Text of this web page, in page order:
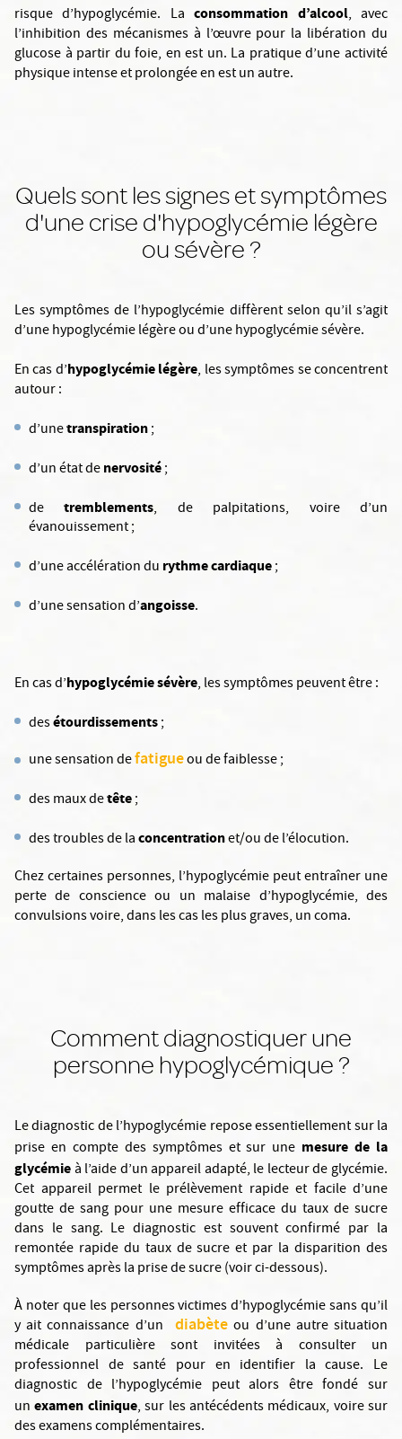
risque d’hypoglycémie. Laconsommation d’alcool, avec
l’inhibition des mécanismes à l’œuvre pour la libération du
glucose à partir du foie, en est un. La pratique d’une activité
physique intense et prolongée en est un autre.
Quels sont les signes et symptômes
d'une crise d'hypoglycémie légère
ou sévère ?
Les symptômes de l’hypoglycémie diffèrent selon qu’il s’agit
d’une hypoglycémie légère ou d’une hypoglycémie sévère.
En cas d’hypoglycémie légère, les symptômes se concentrent
autour :
d’unetranspiration;
d’un état denervosité;
detremblements, de palpitations, voire d’un
évanouissement ;
d’une accélération du rythme cardiaque;
d’une sensation d’angoisse.
En cas d’hypoglycémie sévère, les symptômes peuvent être :
desétourdissements;
une sensation defatigueou de faiblesse ;
des maux detête;
des troubles de laconcentrationet/ou de l’élocution.
Chez certaines personnes, l’hypoglycémie peut entraîner une
perte de conscience ou un malaise d’hypoglycémie, des
convulsions voire, dans les cas les plus graves, un coma.
Comment diagnostiquer une
personne hypoglycémique ?
Le diagnostic de l’hypoglycémie repose essentiellement sur la
prise en compte des symptômes et sur une mesure de la
glycémieà l’aide d’un appareil adapté, le lecteur de glycémie.
Cet appareil permet le prélèvement rapide et facile d’une
goutte de sang pour une mesure efficace du taux de sucre
dans le sang. Le diagnostic est souvent confirmé par la
remontée rapide du taux de sucre et par la disparition des
symptômes après la prise de sucre (voir ci-dessous).
À noter que les personnes victimes d’hypoglycémie sans qu’il
y ait connaissance d’un diabète ou d’une autre situation
médicale particulière sont invitées à consulter un
professionnel de santé pour en identifier la cause. Le
diagnostic de l’hypoglycémie peut alors être fondé sur
unexamen clinique, sur les antécédents médicaux, voire sur
des examens complémentaires.